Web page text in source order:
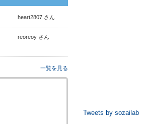
heart2807 さん
reoreoy さん
一覧を見る
Tweets by sozailab